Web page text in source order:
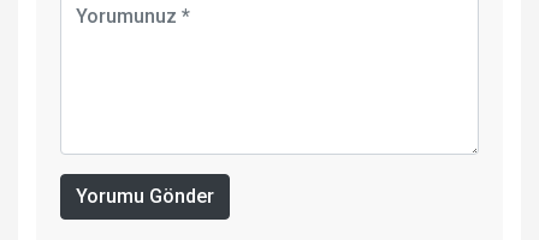
Yorumu Gönder